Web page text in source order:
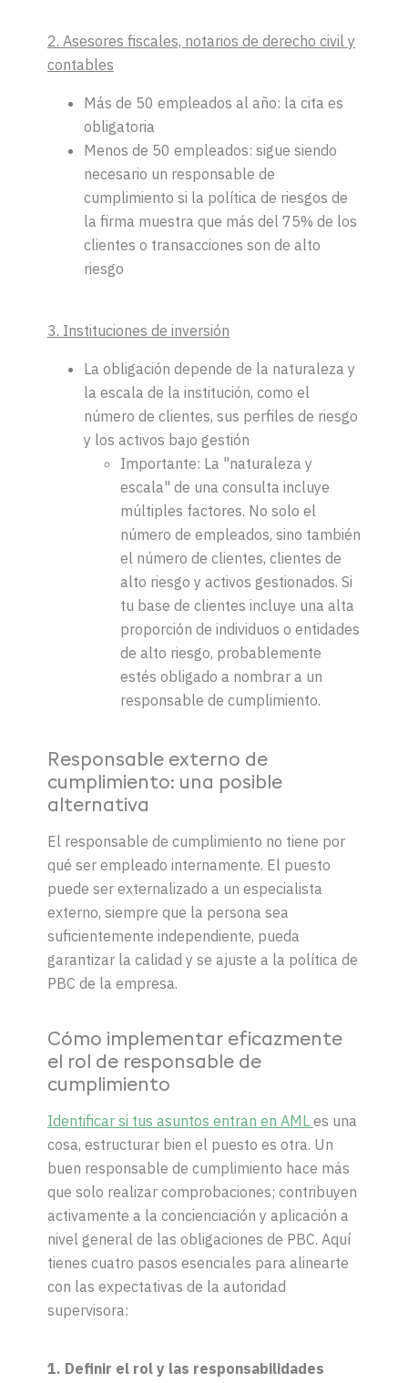
2. Asesores fiscales, notarios de derecho civil y
contables
Más de 50 empleados al año: la cita es
obligatoria
Menos de 50 empleados: sigue siendo
necesario un responsable de
cumplimiento si la política de riesgos de
la firma muestra que más del 75% de los
clientes o transacciones son de alto
riesgo
3. Instituciones de inversión
La obligación depende de la naturaleza y
la escala de la institución, como el
número de clientes, sus perfiles de riesgo
y los activos bajo gestión
Importante: La "naturaleza y
escala" de una consulta incluye
múltiples factores. No solo el
número de empleados, sino también
el número de clientes, clientes de
alto riesgo y activos gestionados. Si
tu base de clientes incluye una alta
proporción de individuos o entidades
de alto riesgo, probablemente
estés obligado a nombrar a un
responsable de cumplimiento.
Responsable externo de
cumplimiento: una posible
alternativa
El responsable de cumplimiento no tiene por
qué ser empleado internamente. El puesto
puede ser externalizado a un especialista
externo, siempre que la persona sea
suficientemente independiente, pueda
garantizar la calidad y se ajuste a la política de
PBC de la empresa.
Cómo implementar eficazmente
el rol de responsable de
cumplimiento
Identificar si tus asuntos entran en AML es una
cosa, estructurar bien el puesto es otra. Un
buen responsable de cumplimiento hace más
que solo realizar comprobaciones; contribuyen
activamente a la concienciación y aplicación a
nivel general de las obligaciones de PBC. Aquí
tienes cuatro pasos esenciales para alinearte
con las expectativas de la autoridad
supervisora:
1. Definir el rol y las responsabilidades